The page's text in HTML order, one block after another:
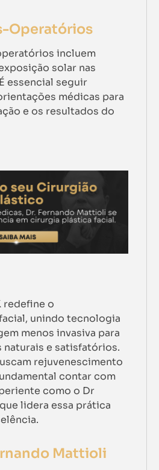
Operatórios
incluem
solar nas
essencial seguir
médicas para
e os resultados do
redefine o
unindo tecnologia
menos invasiva para
e satisfatórios.
rejuvenescimento
contar com
como o Dr
lidera essa prática
Mattioli